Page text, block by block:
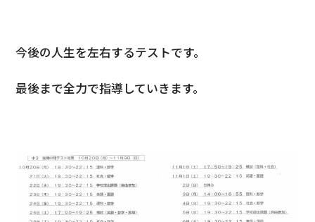
今後の人生を左右するテストです。
最後まで全力で指導していきます。